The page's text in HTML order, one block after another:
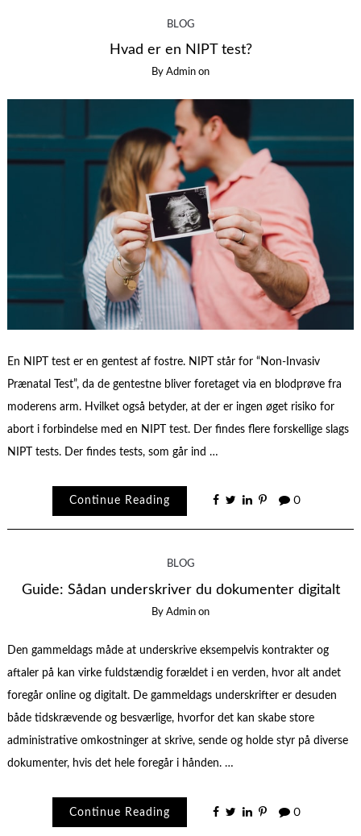
BLOG
Hvad er en NIPT test?
By Admin on
En NIPT test er en gentest af fostre. NIPT står for “Non-Invasiv
Prænatal Test”, da de gentestne bliver foretaget via en blodprøve fra
moderens arm. Hvilket også betyder, at der er ingen øget risiko for
abort i forbindelse med en NIPT test. Der findes flere forskellige slags
NIPT tests. Der findes tests, som går ind …
Continue Reading 0
BLOG
Guide: Sådan underskriver du dokumenter digitalt
By Admin on
Den gammeldags måde at underskrive eksempelvis kontrakter og
aftaler på kan virke fuldstændig forældet i en verden, hvor alt andet
foregår online og digitalt. De gammeldags underskrifter er desuden
både tidskrævende og besværlige, hvorfor det kan skabe store
administrative omkostninger at skrive, sende og holde styr på diverse
dokumenter, hvis det hele foregår i hånden. …
Continue Reading 0